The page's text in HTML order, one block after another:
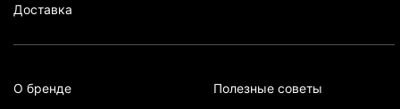
Доставка
О бренде
Полезные советы